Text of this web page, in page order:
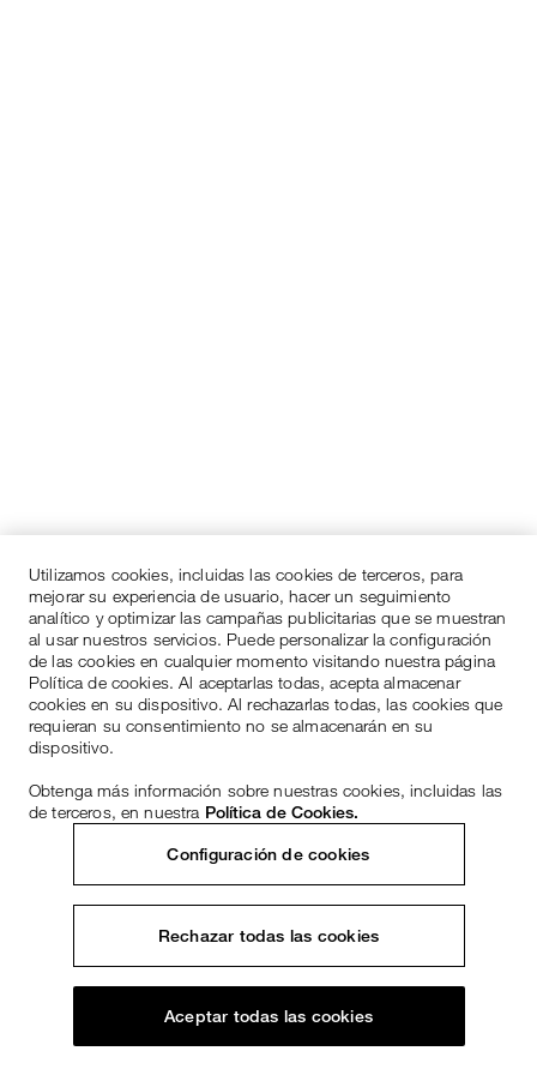
Utilizamos cookies, incluidas las cookies de terceros, para
mejorar su experiencia de usuario, hacer un seguimiento
analítico y optimizar las campañas publicitarias que se muestran
al usar nuestros servicios. Puede personalizar la configuración
de las cookies en cualquier momento visitando nuestra página
Política de cookies. Al aceptarlas todas, acepta almacenar
cookies en su dispositivo. Al rechazarlas todas, las cookies que
requieran su consentimiento no se almacenarán en su
dispositivo.
Obtenga más información sobre nuestras cookies, incluidas las
de terceros, en nuestra Política de Cookies.
Configuración de cookies
Rechazar todas las cookies
Aceptar todas las cookies